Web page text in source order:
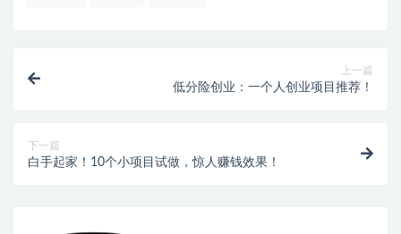
上一篇
低分险创业：一个人创业项目推荐！
下一篇
白手起家！10个小项目试做，惊人赚钱效果！